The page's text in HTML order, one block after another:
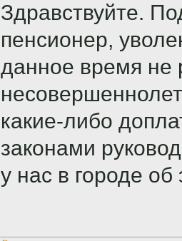
Здравствуйте.
пенсионер,
данное время
какие-либо
законами
у нас в городе